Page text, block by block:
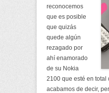
reconocemos
que es posible
que quizás
quede algún
rezagado por
ahí enamorado
de su Nokia
2100 que esté en total
acabamos de decir,